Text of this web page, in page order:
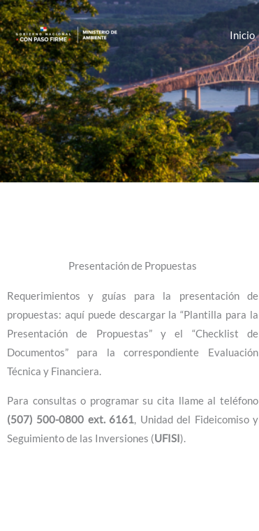
Ir
al
contenido
Inicio
Presentación de Propuestas
Requerimientos y guías para la presentación de
propuestas: aquí puede descargar la “Plantilla para la
Presentación de Propuestas” y el “Checklist de
Documentos” para la correspondiente Evaluación
Técnica y Financiera.
Para consultas o programar su cita llame al teléfono
(507) 500-0800 ext. 6161, Unidad del Fideicomiso y
Seguimiento de las Inversiones (UFISI).